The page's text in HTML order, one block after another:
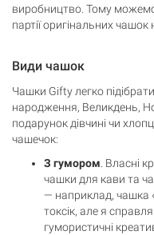
виробництво. Тому можемо
партії оригінальних чашок
Види чашок
Чашки Gifty легко
народження, Великдень,
подарунок дівчині чи
чашечок:
З гумором . Власні
чашки для кави та
— наприклад, чашка
токсік, але я
гумористичні